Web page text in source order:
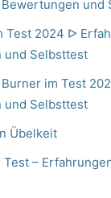
und
Test 2024 ᐅ
und Selbsttest
im Test
und Selbsttest
Übelkeit
–